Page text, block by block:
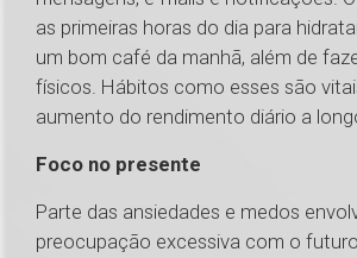
as primeiras horas do dia para
um bom café da manhã, além de
físicos. Hábitos como esses são
aumento do rendimento diário a
Foco no presente
Parte das ansiedades e medos
preocupação excessiva com o